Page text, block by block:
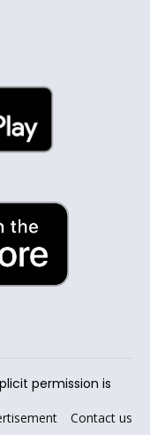
permission is
Contact us